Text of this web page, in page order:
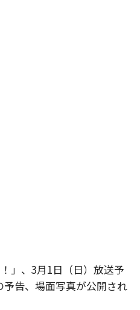
」、3月1日（日）放送予
告、場面写真が公開され